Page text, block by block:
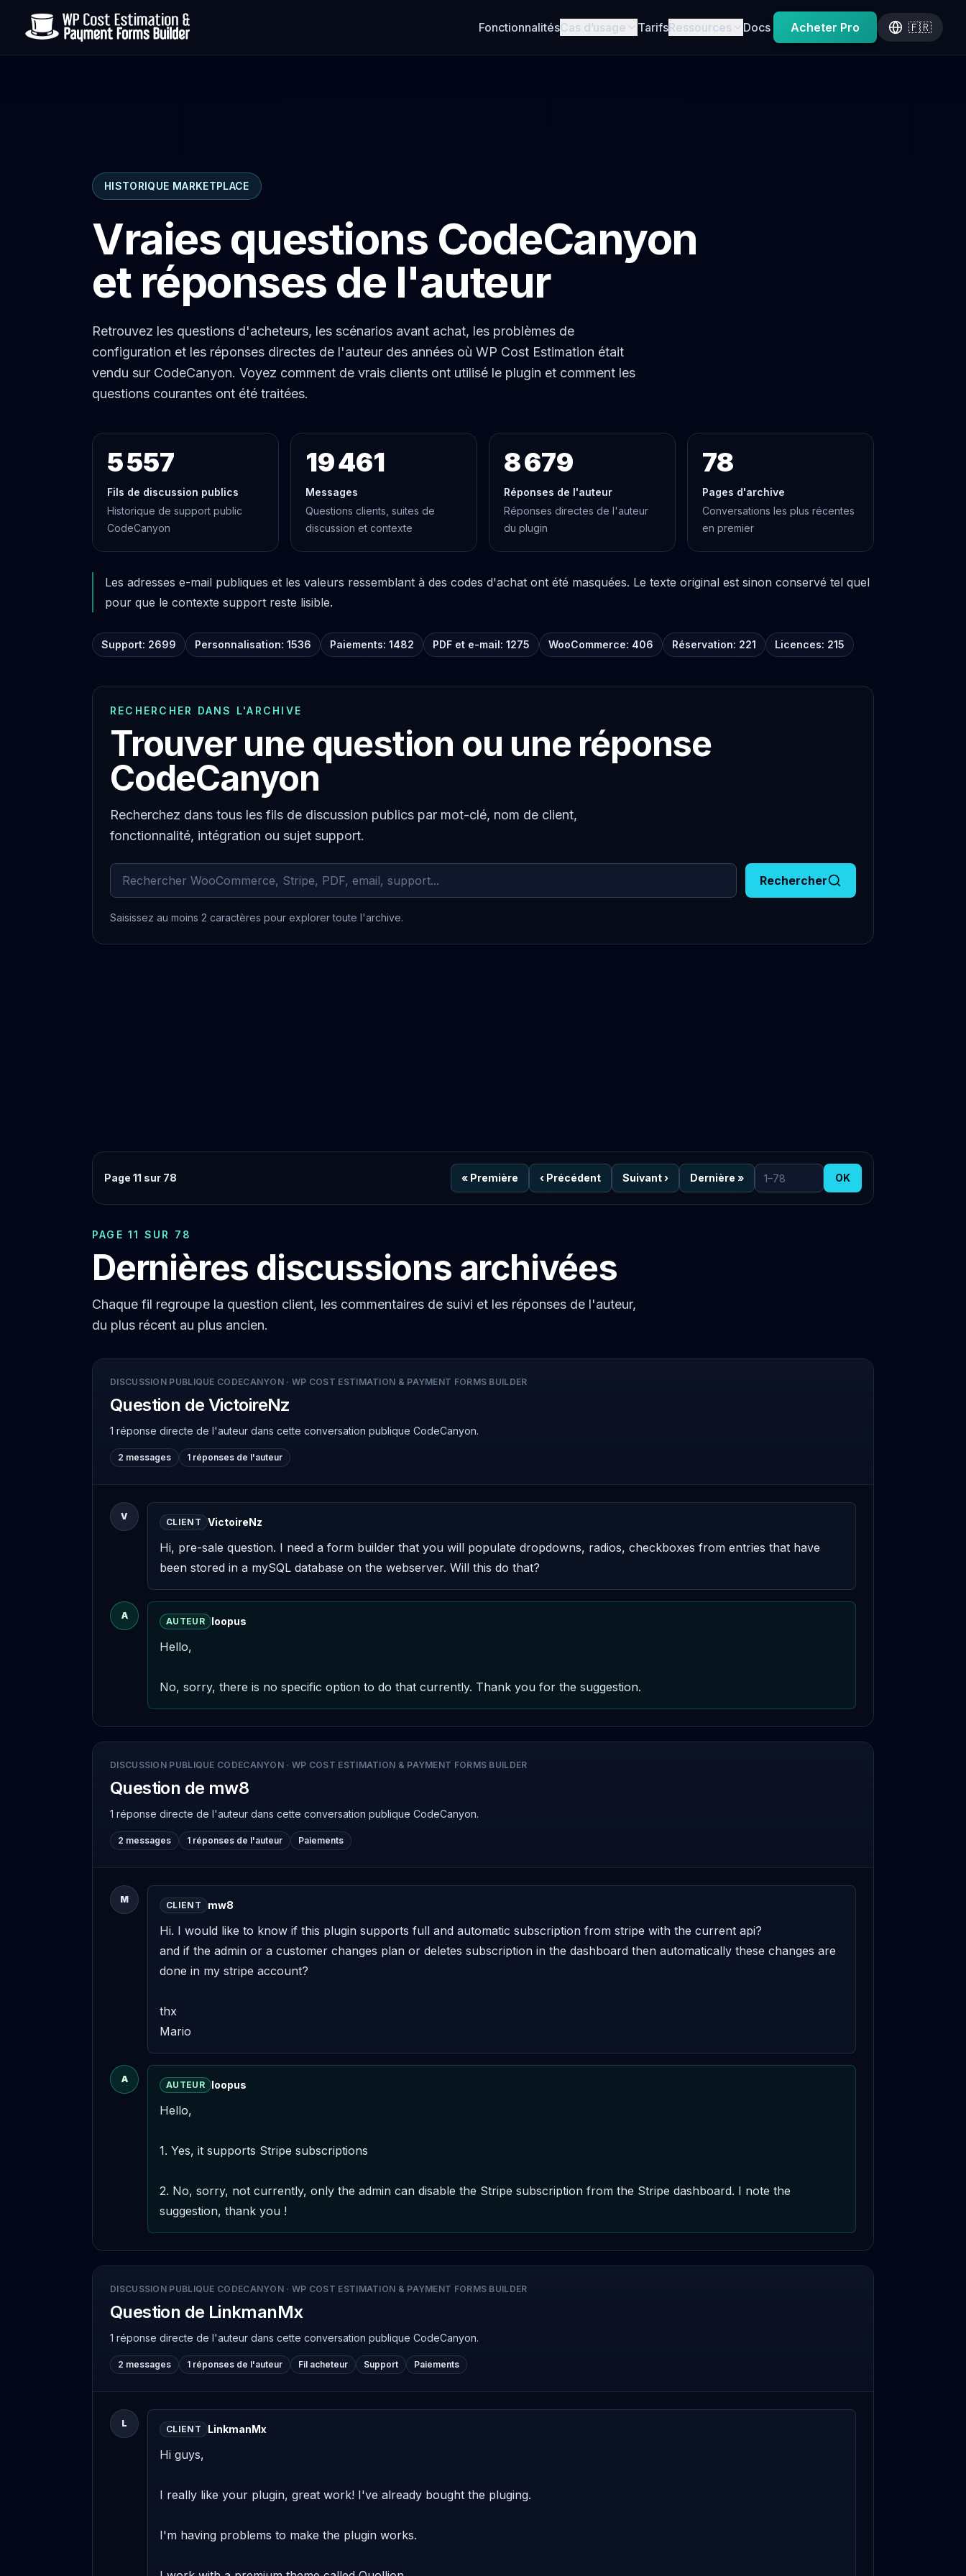
FonctionnalitésCas d’usage TarifsRessources Docs Acheter Pro 🇫🇷
HISTORIQUE MARKETPLACE
Vraies questions CodeCanyon
et réponses de l'auteur
Retrouvez les questions d'acheteurs, les scénarios avant achat, les problèmes de
configuration et les réponses directes de l'auteur des années où WP Cost Estimation était
vendu sur CodeCanyon. Voyez comment de vrais clients ont utilisé le plugin et comment les
questions courantes ont été traitées.
5 557
Fils de discussion publics
Historique de support public
CodeCanyon
19 461
Messages
Questions clients, suites de
discussion et contexte
8 679
Réponses de l'auteur
Réponses directes de l'auteur
du plugin
78
Pages d'archive
Conversations les plus récentes
en premier
Les adresses e-mail publiques et les valeurs ressemblant à des codes d'achat ont été masquées. Le texte original est sinon conservé tel quel
pour que le contexte support reste lisible.
Support: 2699 Personnalisation: 1536 Paiements: 1482 PDF et e-mail: 1275 WooCommerce: 406 Réservation: 221 Licences: 215
RECHERCHER DANS L'ARCHIVE
Trouver une question ou une réponse
CodeCanyon
Recherchez dans tous les fils de discussion publics par mot-clé, nom de client,
fonctionnalité, intégration ou sujet support.
Rechercher dans les commentaires archivés
Rechercher
Saisissez au moins 2 caractères pour explorer toute l'archive.
Page 11 sur 78 « Première ‹ Précédent Suivant› Dernière »
Aller à la page
OK
PAGE 11 SUR 78
Dernières discussions archivées
Chaque fil regroupe la question client, les commentaires de suivi et les réponses de l'auteur,
du plus récent au plus ancien.
DISCUSSION PUBLIQUE CODECANYON · WP COST ESTIMATION & PAYMENT FORMS BUILDER
Question de VictoireNz
1 réponse directe de l'auteur dans cette conversation publique CodeCanyon.
2 messages 1 réponses de l'auteur
V
CLIENT VictoireNz
Hi, pre-sale question. I need a form builder that you will populate dropdowns, radios, checkboxes from entries that have
been stored in a mySQL database on the webserver. Will this do that?
A
AUTEUR loopus
Hello,
No, sorry, there is no specific option to do that currently. Thank you for the suggestion.
DISCUSSION PUBLIQUE CODECANYON · WP COST ESTIMATION & PAYMENT FORMS BUILDER
Question de mw8
1 réponse directe de l'auteur dans cette conversation publique CodeCanyon.
2 messages 1 réponses de l'auteur Paiements
M
CLIENT mw8
Hi. I would like to know if this plugin supports full and automatic subscription from stripe with the current api?
and if the admin or a customer changes plan or deletes subscription in the dashboard then automatically these changes are
done in my stripe account?
thx
Mario
A
AUTEUR loopus
Hello,
1. Yes, it supports Stripe subscriptions
2. No, sorry, not currently, only the admin can disable the Stripe subscription from the Stripe dashboard. I note the
suggestion, thank you !
DISCUSSION PUBLIQUE CODECANYON · WP COST ESTIMATION & PAYMENT FORMS BUILDER
Question de LinkmanMx
1 réponse directe de l'auteur dans cette conversation publique CodeCanyon.
2 messages 1 réponses de l'auteur Fil acheteur Support Paiements
L
CLIENT LinkmanMx
Hi guys,
I really like your plugin, great work! I've already bought the pluging.
I'm having problems to make the plugin works.